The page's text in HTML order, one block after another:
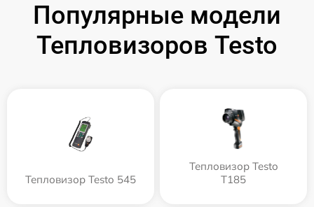
Популярные модели
Тепловизоров Testo
Тепловизор Testo 545
Тепловизор Testo
T185